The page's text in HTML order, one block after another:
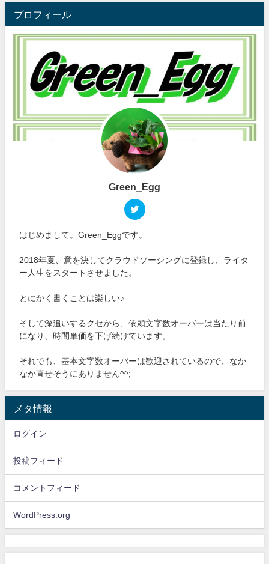
プロフィール
Green_Egg
はじめまして。Green_Eggです。
2018年夏、意を決してクラウドソーシングに登録し、ライタ
ー人生をスタートさせました。
とにかく書くことは楽しい♪
そして深追いするクセから、依頼文字数オーバーは当たり前
になり、時間単価を下げ続けています。
それでも、基本文字数オーバーは歓迎されているので、なか
なか直せそうにありません^^;
メタ情報
ログイン
投稿フィード
コメントフィード
WordPress.org